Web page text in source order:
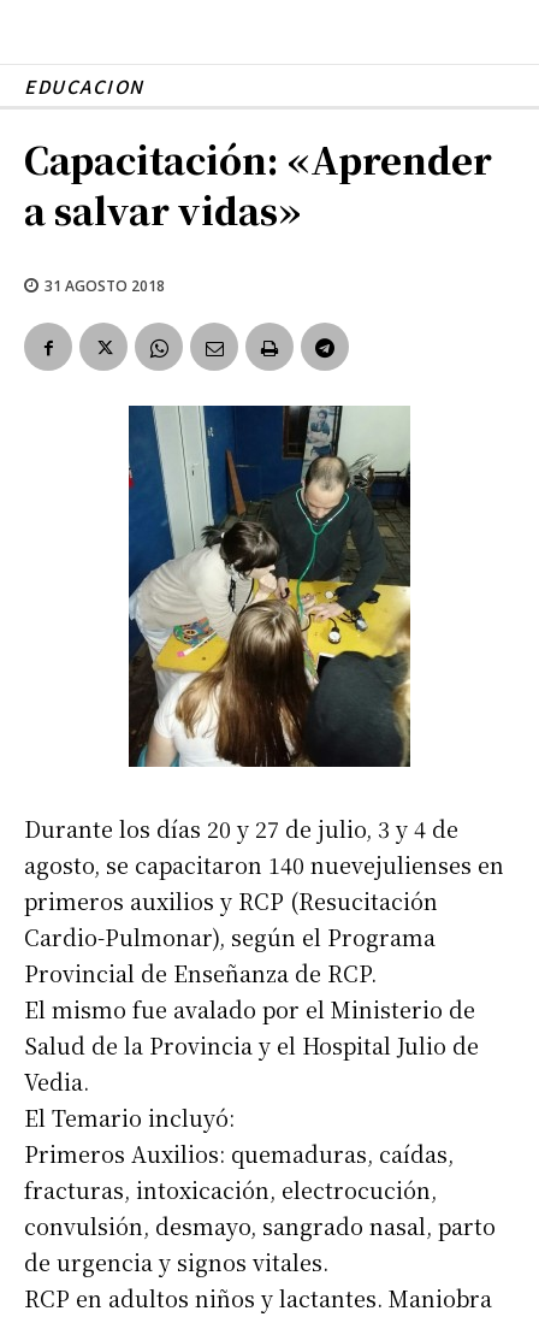
EDUCACION
Capacitación: «Aprender
a salvar vidas»
31 AGOSTO 2018
Durante los días 20 y 27 de julio, 3 y 4 de
agosto, se capacitaron 140 nuevejulienses en
primeros auxilios y RCP (Resucitación
Cardio-Pulmonar), según el Programa
Provincial de Enseñanza de RCP.
El mismo fue avalado por el Ministerio de
Salud de la Provincia y el Hospital Julio de
Vedia.
El Temario incluyó:
Primeros Auxilios: quemaduras, caídas,
fracturas, intoxicación, electrocución,
convulsión, desmayo, sangrado nasal, parto
de urgencia y signos vitales.
RCP en adultos niños y lactantes. Maniobra